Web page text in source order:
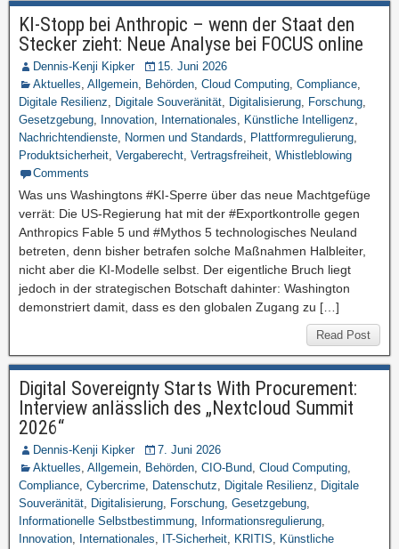
KI-Stopp bei Anthropic – wenn der Staat den
Stecker zieht: Neue Analyse bei FOCUS online
Dennis-Kenji Kipker
15. Juni 2026
Aktuelles, Allgemein, Behörden, Cloud Computing, Compliance,
Digitale Resilienz, Digitale Souveränität, Digitalisierung, Forschung,
Gesetzgebung, Innovation, Internationales, Künstliche Intelligenz,
Nachrichtendienste, Normen und Standards, Plattformregulierung,
Produktsicherheit, Vergaberecht, Vertragsfreiheit, Whistleblowing
Comments
Was uns Washingtons #KI-Sperre über das neue Machtgefüge
verrät: Die US-Regierung hat mit der #Exportkontrolle gegen
Anthropics Fable 5 und #Mythos 5 technologisches Neuland
betreten, denn bisher betrafen solche Maßnahmen Halbleiter,
nicht aber die KI-Modelle selbst. Der eigentliche Bruch liegt
jedoch in der strategischen Botschaft dahinter: Washington
demonstriert damit, dass es den globalen Zugang zu […]
Read Post
Digital Sovereignty Starts With Procurement:
Interview anlässlich des „Nextcloud Summit
2026“
Dennis-Kenji Kipker
7. Juni 2026
Aktuelles, Allgemein, Behörden, CIO-Bund, Cloud Computing,
Compliance, Cybercrime, Datenschutz, Digitale Resilienz, Digitale
Souveränität, Digitalisierung, Forschung, Gesetzgebung,
Informationelle Selbstbestimmung, Informationsregulierung,
Innovation, Internationales, IT-Sicherheit, KRITIS, Künstliche